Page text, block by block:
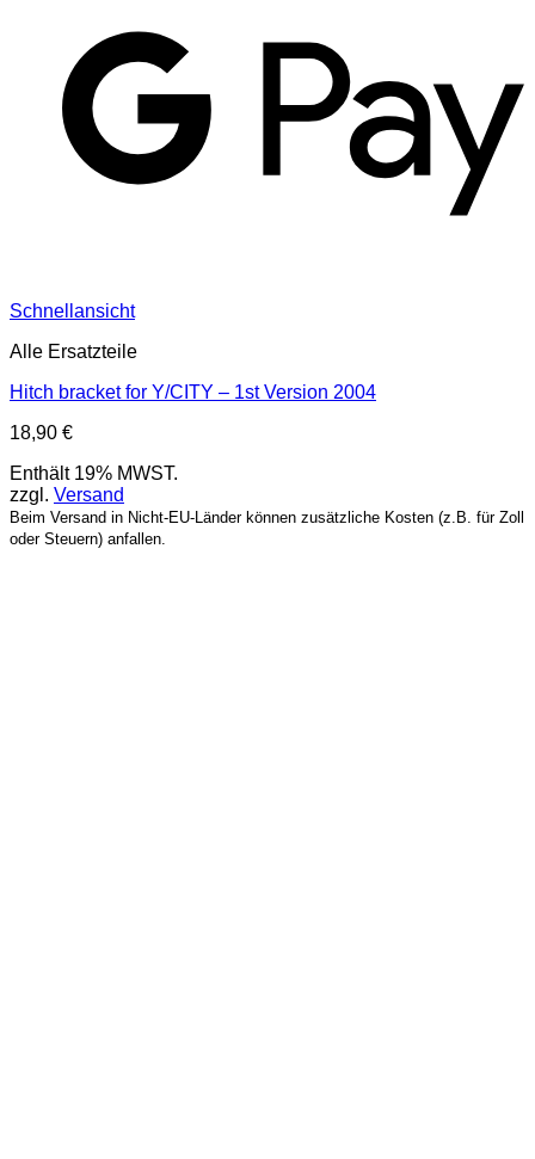
Schnellansicht
Alle Ersatzteile
Hitch bracket for Y/CITY – 1st Version 2004
18,90 €
Enthält 19% MWST.
zzgl. Versand
Beim Versand in Nicht-EU-Länder können zusätzliche Kosten (z.B. für Zoll
oder Steuern) anfallen.